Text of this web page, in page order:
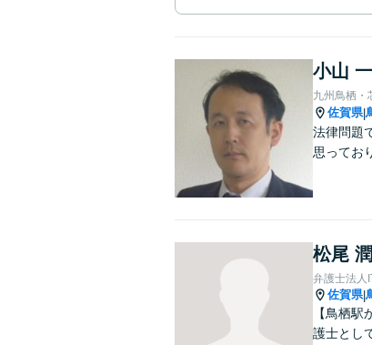
小山
九州鳥栖・
佐賀県|
法律問題
思ってお
松尾 潤
弁護士法人
佐賀県|
【鳥栖
護士とし